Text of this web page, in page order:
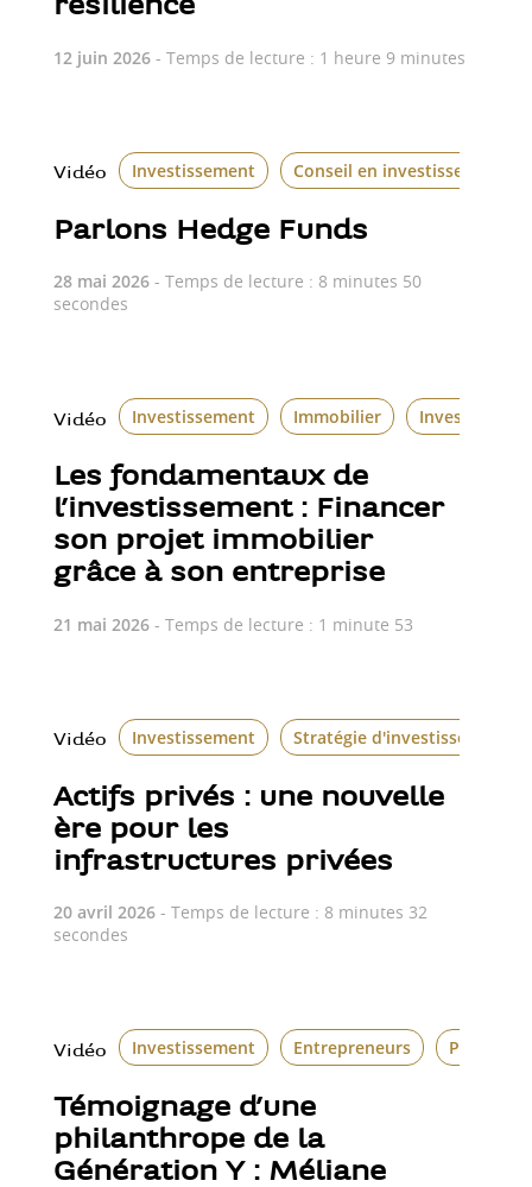
résilience
12 juin 2026- Temps de lecture : 1 heure 9 minutes
Vidéo Investissement Conseil en investissement
Parlons Hedge Funds
28 mai 2026- Temps de lecture : 8 minutes 50
secondes
Vidéo Investissement Immobilier
Les fondamentaux de
l’investissement : Financer
son projet immobilier
grâce à son entreprise
21 mai 2026- Temps de lecture : 1 minute 53
Vidéo Investissement Stratégie d'investissement
Actifs privés : une nouvelle
ère pour les
infrastructures privées
20 avril 2026- Temps de lecture : 8 minutes 32
secondes
Vidéo Investissement Entrepreneurs
Témoignage d’une
philanthrope de la
Génération Y : Méliane